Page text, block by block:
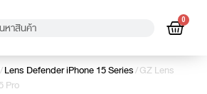
0
Lens Defender iPhone 15 Series/ GZ Lens
Pro